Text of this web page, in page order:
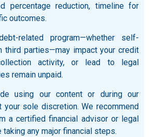
percentage reduction, timeline for
outcomes.
related program—whether self-
third parties—may impact your credit
activity, or lead to legal
remain unpaid.
using our content or during our
your sole discretion. We recommend
a certified financial advisor or legal
any major financial steps.